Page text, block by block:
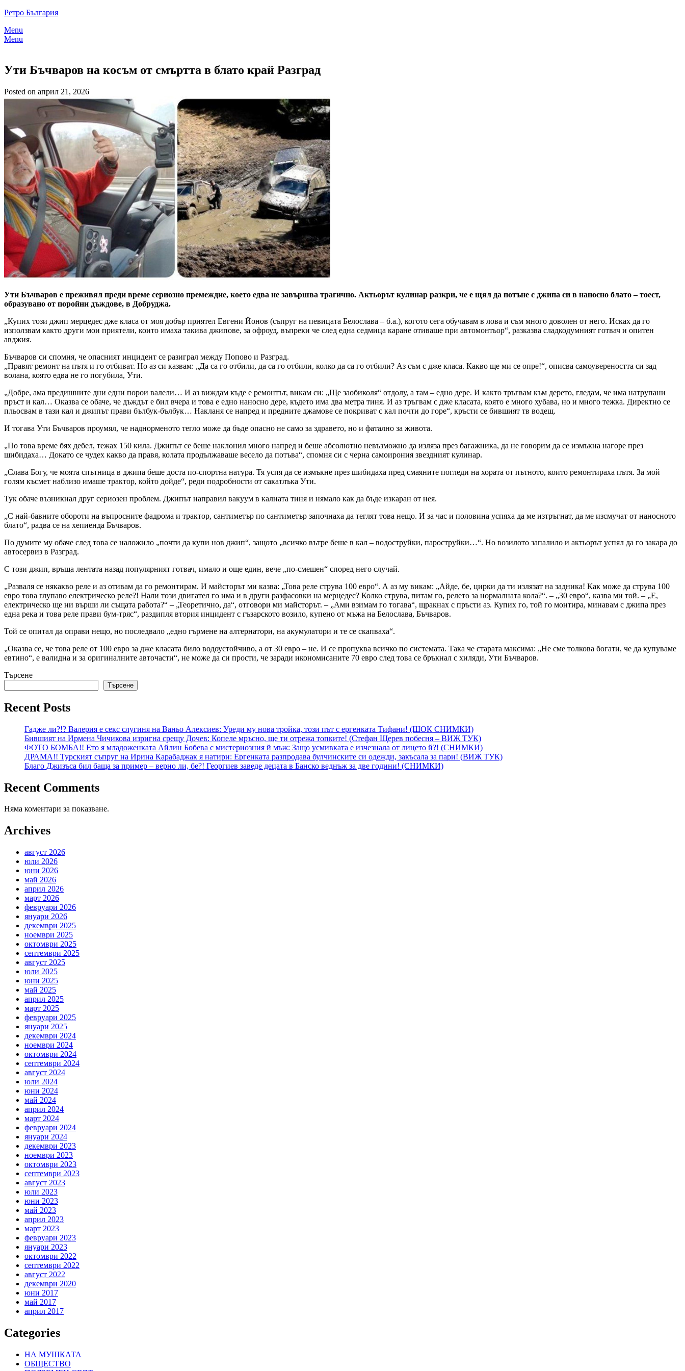
Skip
content
Ретро България
Menu
Menu
Ути Бъчваров на косъм от смъртта в блато край Разград
Posted on април 21, 2026
Ути Бъчваров е преживял преди време сериозно премеждие, което едва не завършва трагично. Актьорът кулинар разкри, че е щял да потъне с джипа си в наносно блато – тоест,
образувано от поройни дъждове, в Добруджа.
„Купих този джип мерцедес дже класа от моя добър приятел Евгени Йонов (съпруг на певицата Белослава – б.а.), когото сега обучавам в лова и съм много доволен от него. Исках да го
използвам както други мои приятели, които имаха такива джипове, за офроуд, въпреки че след една седмица каране отиваше при автомонтьор“, разказва сладкодумният готвач и опитен
авджия.
Бъчваров си спомня, че опасният инцидент се разиграл между Попово и Разград.
„Правят ремонт на пътя и го отбиват. Но аз си казвам: „Да са го отбили, да са го отбили, колко да са го отбили? Аз съм с дже класа. Какво ще ми се опре!“, описва самоувереността си зад
волана, която едва не го погубила, Ути.
„Добре, ама предишните дни едни порои валели… И аз виждам къде е ремонтът, викам си: „Ще заобиколя“ отдолу, а там – едно дере. И както тръгвам към дерето, гледам, че има натрупани
пръст и кал… Оказва се обаче, че дъждът е бил вчера и това е едно наносно дере, където има два метра тиня. И аз тръгвам с дже класата, която е много хубава, но и много тежка. Директно се
пльосвам в тази кал и джипът прави бълбук-бълбук… Накланя се напред и предните джамове се покриват с кал почти до горе“, кръсти се бившият тв водещ.
И тогава Ути Бъчваров проумял, че наднорменото тегло може да бъде опасно не само за здравето, но и фатално за живота.
„По това време бях дебел, тежах 150 кила. Джипът се беше наклонил много напред и беше абсолютно невъзможно да изляза през багажника, да не говорим да се измъкна нагоре през
шибидаха… Докато се чудех какво да правя, колата продължаваше весело да потъва“, спомня си с черна самоирония звездният кулинар.
„Слава Богу, че моята спътница в джипа беше доста по-спортна натура. Тя успя да се измъкне през шибидаха пред смаяните погледи на хората от пътното, които ремонтираха пътя. За мой
голям късмет наблизо имаше трактор, който дойде“, реди подробности от сакатлъка Ути.
Тук обаче възникнал друг сериозен проблем. Джипът направил вакуум в калната тиня и нямало как да бъде изкаран от нея.
„С най-бавните обороти на въпросните фадрома и трактор, сантиметър по сантиметър започнаха да теглят това нещо. И за час и половина успяха да ме изтръгнат, да ме изсмучат от наносното
блато“, радва се на хепиенда Бъчваров.
По думите му обаче след това се наложило „почти да купи нов джип“, защото „всичко вътре беше в кал – водоструйки, пароструйки…“. Но возилото запалило и актьорът успял да го закара до
автосервиз в Разград.
С този джип, връща лентата назад популярният готвач, имало и още един, вече „по-смешен“ според него случай.
„Разваля се някакво реле и аз отивам да го ремонтирам. И майсторът ми казва: „Това реле струва 100 евро“. А аз му викам: „Айде, бе, цирки да ти излязат на задника! Как може да струва 100
евро това глупаво електрическо реле?! Нали този двигател го има и в други разфасовки на мерцедес? Колко струва, питам го, релето за нормалната кола?“. – „30 евро“, казва ми той. – „Е,
електрическо ще ни върши ли същата работа?“ – „Теоретично, да“, отговори ми майсторът. – „Ами взимам го тогава“, щракнах с пръсти аз. Купих го, той го монтира, минавам с джипа през
една река и това реле прави бум-тряс“, раздипля втория инцидент с гъзарското возило, купено от мъжа на Белослава, Бъчваров.
Той се опитал да оправи нещо, но последвало „едно гърмене на алтернатори, на акумулатори и те се скапваха“.
„Оказва се, че това реле от 100 евро за дже класата било водоустойчиво, а от 30 евро – не. И се пропуква всичко по системата. Така че старата максима: „Не сме толкова богати, че да купуваме
евтино“, е валидна и за оригиналните авточасти“, не може да си прости, че заради икономисаните 70 евро след това се бръкнал с хиляди, Ути Бъчваров.
Търсене
Търсене
Recent Posts
Гадже ли?!? Валерия е секс слугиня на Ваньо Алексиев: Уреди му нова тройка, този път с ергенката Тифани! (ШОК СНИМКИ)
Бившият на Ирмена Чичикова изригна срещу Дочев: Копеле мръсно, ще ти отрежа топките! (Стефан Щерев побесня – ВИЖ ТУК)
ФОТО БОМБА!! Ето я младоженката Айлин Бобева с мистериозния й мъж: Защо усмивката е изчезнала от лицето й?! (СНИМКИ)
ДРАМА!! Турският съпруг на Ирина Карабаджак я натири: Ергенката разпродава булчинските си одежди, закъсала за пари! (ВИЖ ТУК)
Благо Джизъса бил баща за пример – верно ли, бе?! Георгиев заведе децата в Банско веднъж за две години! (СНИМКИ)
Recent Comments
Няма коментари за показване.
Archives
август 2026
юли 2026
юни 2026
май 2026
април 2026
март 2026
февруари 2026
януари 2026
декември 2025
ноември 2025
октомври 2025
септември 2025
август 2025
юли 2025
юни 2025
май 2025
април 2025
март 2025
февруари 2025
януари 2025
декември 2024
ноември 2024
октомври 2024
септември 2024
август 2024
юли 2024
юни 2024
май 2024
април 2024
март 2024
февруари 2024
януари 2024
декември 2023
ноември 2023
октомври 2023
септември 2023
август 2023
юли 2023
юни 2023
май 2023
април 2023
март 2023
февруари 2023
януари 2023
октомври 2022
септември 2022
август 2022
декември 2020
юни 2017
май 2017
април 2017
Categories
НА МУШКАТА
ОБЩЕСТВО